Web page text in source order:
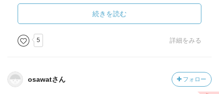
「世界はこうである、“しかるがゆえに”こう生きる」という
考え方をしがちだが、そうではなくて、「世界はこうであ
る、“にもかかわらず”こう生きる」と考えることが大事だと
いう。どう生きるかに、世界がこうあるからという理由は
があり、無駄と知りつつ何かに熱心に取り組むことができ
るかどうかが、我々の人生の質を決めることになる、い
続きを読む
5 詳細をみる
osawatさん フォロー